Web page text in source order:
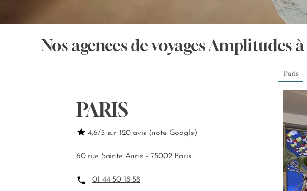
Nos agences de voyages Amplitudes
Paris
PARIS
4,6/5 sur 120 avis (note Google)
60 rue Sainte Anne - 75002 Paris
01 44 50 18 58